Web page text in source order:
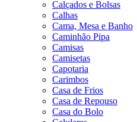
Calçados e Bolsas
Calhas
Cama, Mesa e Banho
Caminhão Pipa
Camisas
Camisetas
Capotaria
Carimbos
Casa de Frios
Casa de Repouso
Casa do Bolo